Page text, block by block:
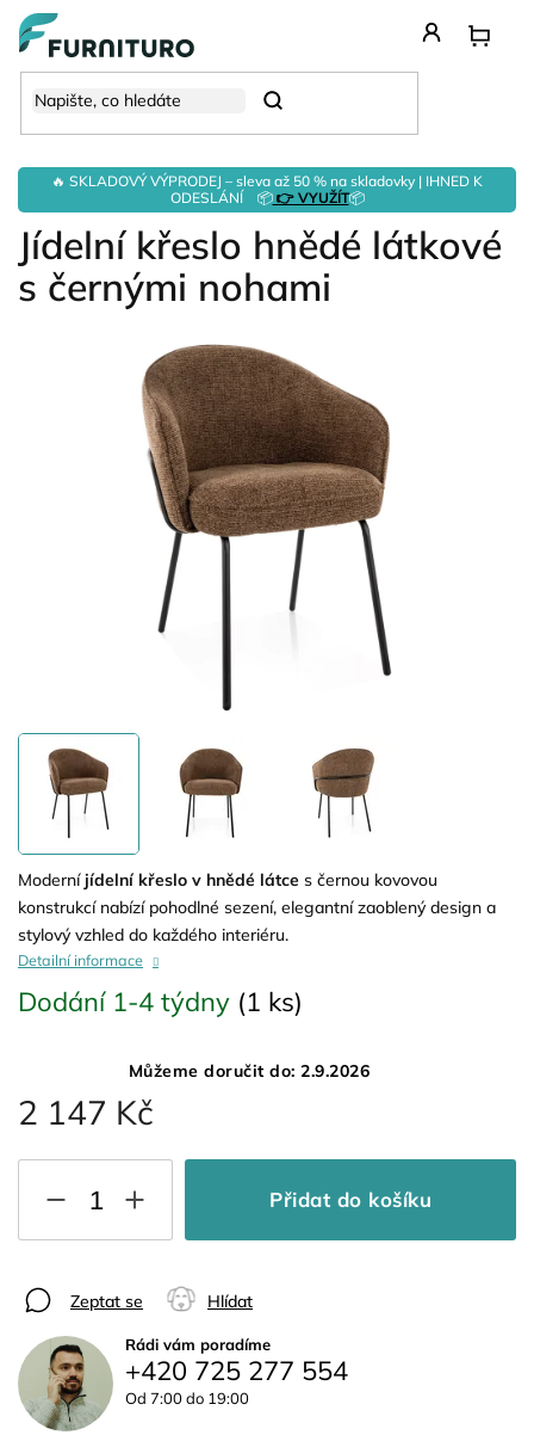
Přejít
obsah
🔥 SKLADOVÝ VÝPRODEJ – sleva až 50 % na skladovky | IHNED K
ODESLÁNÍ 📦👉 VYUŽÍT📦
Hledat
Jídelní křeslo hnědé látkové
s černými nohami
2 147 Kč
Dodání 1-4 týdny (1 ks)
Můžeme doručit do: 2.9.2026
Přidat do košíku
Moderníjídelní křeslo v hnědé látce s černou kovovou
konstrukcí nabízí pohodlné sezení, elegantní zaoblený design a
stylový vzhled do každého interiéru.
Detailní informace
Zeptat se Hlídat
Rádi vám poradíme
+420 725 277 554
Od 7:00 do 19:00